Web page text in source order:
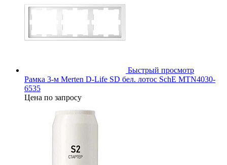
Быстрый просмотр
Рамка 3-м Merten D-Life SD бел. лотос SchE MTN4030-
6535
Цена по запросу